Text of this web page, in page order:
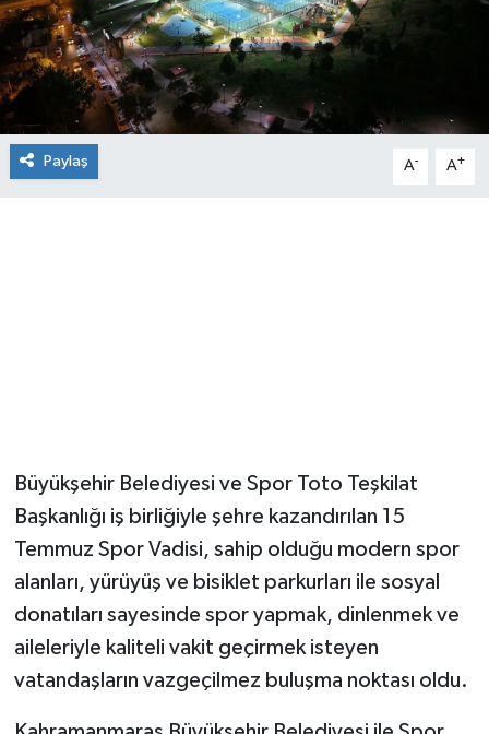
Paylaş A- A+
Büyükşehir Belediyesi ve Spor Toto Teşkilat
Başkanlığı iş birliğiyle şehre kazandırılan 15
Temmuz Spor Vadisi, sahip olduğu modern spor
alanları, yürüyüş ve bisiklet parkurları ile sosyal
donatıları sayesinde spor yapmak, dinlenmek ve
aileleriyle kaliteli vakit geçirmek isteyen
vatandaşların vazgeçilmez buluşma noktası oldu.